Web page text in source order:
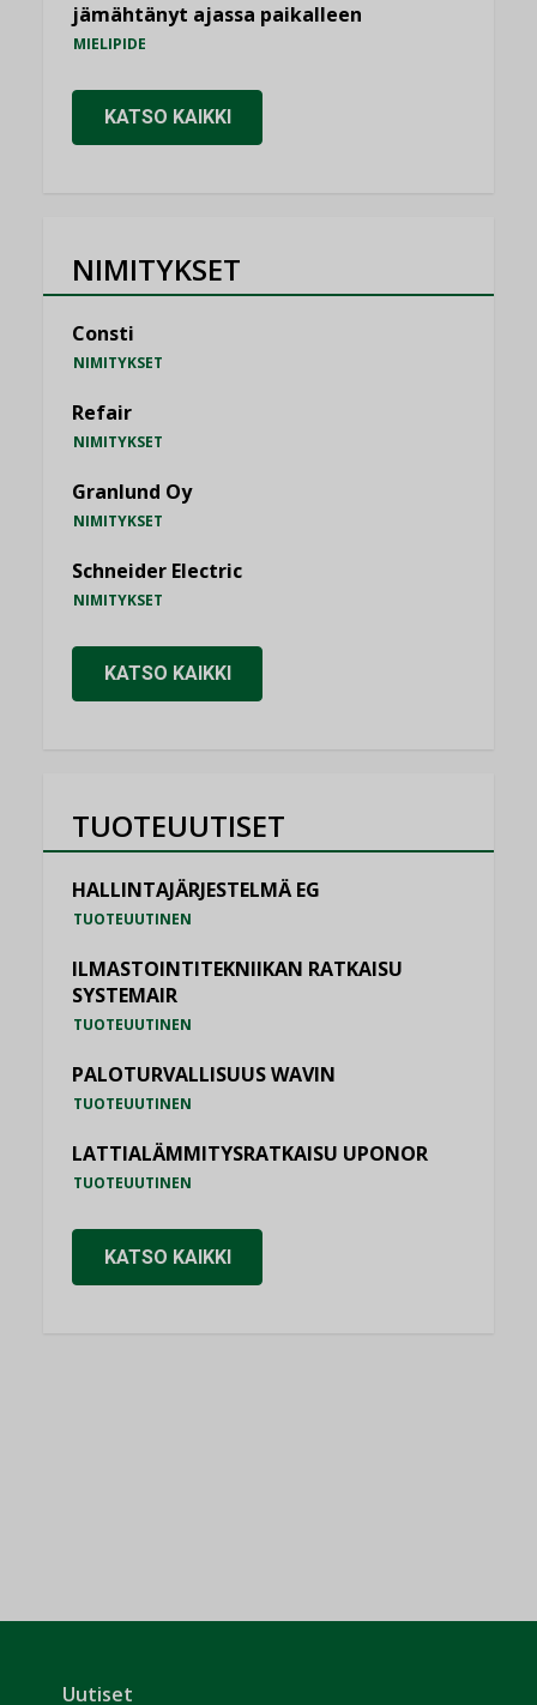
jämähtänyt ajassa paikalleen
MIELIPIDE
KATSO KAIKKI
NIMITYKSET
Consti
NIMITYKSET
Refair
NIMITYKSET
Granlund Oy
NIMITYKSET
Schneider Electric
NIMITYKSET
KATSO KAIKKI
TUOTEUUTISET
HALLINTAJÄRJESTELMÄ EG
TUOTEUUTINEN
ILMASTOINTITEKNIIKAN RATKAISU
SYSTEMAIR
TUOTEUUTINEN
PALOTURVALLISUUS WAVIN
TUOTEUUTINEN
LATTIALÄMMITYSRATKAISU UPONOR
TUOTEUUTINEN
KATSO KAIKKI
Uutiset